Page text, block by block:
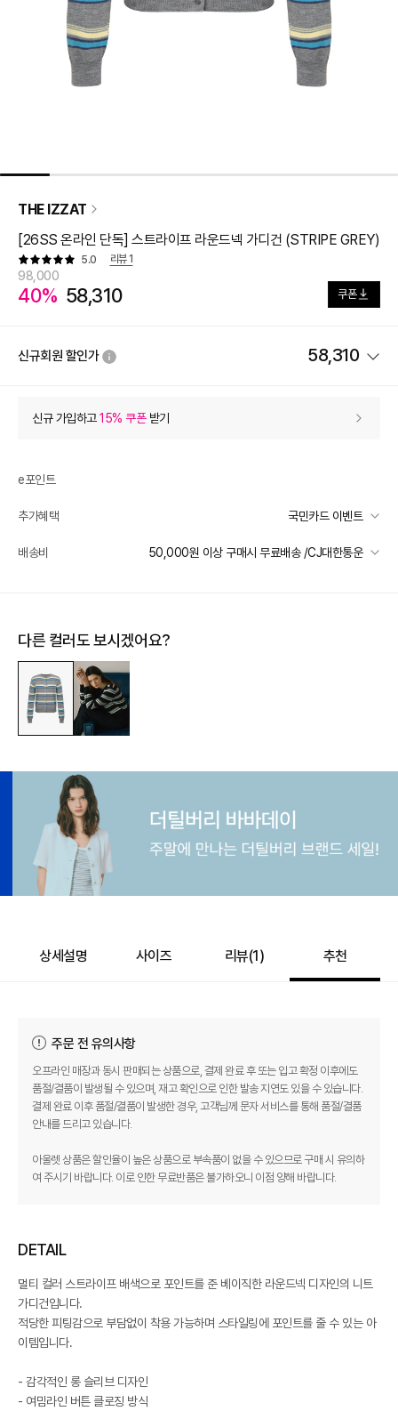
THE IZZAT
[26SS 온라인 단독] 스트라이프 라운드넥 가디건 (STRIPE GREY)
5.0 리뷰1
98,000
40% 58,310 쿠폰
신규회원 할인가 58,310
상품 할인 (자동적용)
상품 쿠폰 할인 - 10,290
[더아이잗] ONLINE ONLY 쿠폰 - 10290
받기 [더아이잗] 더아이잗데이 장바구니 쿠폰
프리미엄 웰컴쿠폰팩 (15%, 최대 10만원)
추가 할인
바바캐시 1% 할인
98,000 –
신규 가입하고15% 쿠폰받기
e포인트
추가혜택 국민카드 이벤트
국민카드 이벤트
배송비 50,000원 이상 구매시 무료배송 /CJ대한통운
제주 도서산간 지역
배송 가능 지역
다른 컬러도 보시겠어요?
상세설명 사이즈 리뷰(1) 추천
주문 전 유의사항
오프라인 매장과 동시 판매되는 상품으로, 결제 완료 후 또는 입고 확정 이후에도
품절/결품이 발생될 수 있으며, 재고 확인으로 인한 발송 지연도 있을 수 있습니다.
결제 완료 이후 품절/결품이 발생한 경우, 고객님께 문자 서비스를 통해 품절/결품
안내를 드리고 있습니다.
아울렛 상품은 할인율이 높은 상품으로 부속품이 없을 수 있으므로 구매 시 유의하
여 주시기 바랍니다. 이로 인한 무료반품은 불가하오니 이점 양해 바랍니다.
DETAIL
멀티 컬러 스트라이프 배색으로 포인트를 준 베이직한 라운드넥 디자인의 니트
가디건입니다.
적당한 피팅감으로 부담없이 착용 가능하며 스타일링에 포인트를 줄 수 있는 아
이템입니다.
- 감각적인 롱 슬리브 디자인
- 여밈라인 버튼 클로징 방식